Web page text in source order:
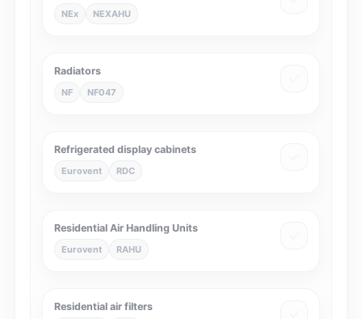
NEx NEXAHU
Radiators
NF NF047
Refrigerated display cabinets
Eurovent RDC
Residential Air Handling Units
Eurovent RAHU
Residential air filters